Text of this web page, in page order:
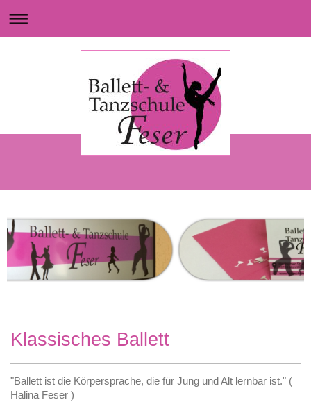
Klassisches Ballett
"Ballett ist die Körpersprache, die für Jung und Alt lernbar ist." (
Halina Feser )